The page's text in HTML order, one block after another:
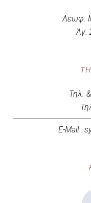
Λεωφ.
Άγ.
Τηλ.
E-Mail :